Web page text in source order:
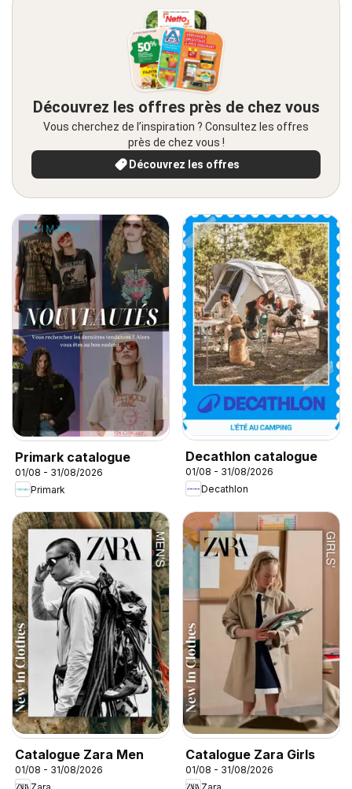
Découvrez les offres près de chez vous
Vous cherchez de l’inspiration ? Consultez les offres
près de chez vous !
Découvrez les offres
Primark catalogue
01/08 - 31/08/2026
Primark
Decathlon catalogue
01/08 - 31/08/2026
Decathlon
Catalogue Zara Men
01/08 - 31/08/2026
Catalogue Zara Girls
01/08 - 31/08/2026